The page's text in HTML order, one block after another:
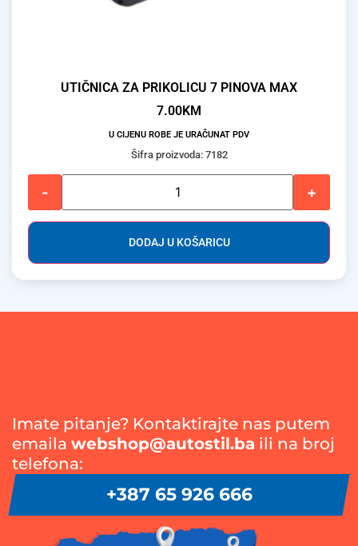
UTIČNICA ZA PRIKOLICU 7 PINOVA MAX
7.00KM
U CIJENU ROBE JE URAČUNAT PDV
Šifra proizvoda: 7182
- +
DODAJ U KOŠARICU
Imate pitanje? Kontaktirajte nas putem
emaila webshop@autostil.ba ili na broj
telefona:
+387 65 926 666